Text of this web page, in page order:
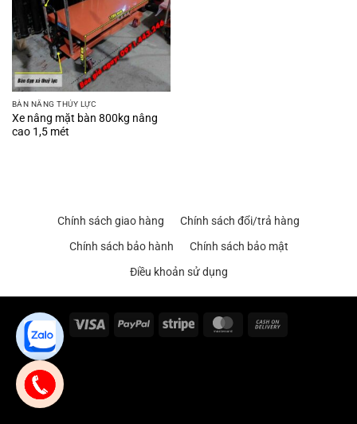
BÀN NÂNG THỦY LỰC
Xe nâng mặt bàn 800kg nâng
cao 1,5 mét
Chính sách giao hàng
Chính sách đổi/trả hàng
Chính sách bảo hành
Chính sách bảo mật
Điều khoản sử dụng
Visa PayPal Stripe MasterCard